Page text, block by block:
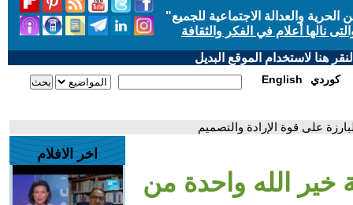
والعدالة الاجتماعية للجميع"
نالها أعلام في الفكر والثقافة
هنا لاستخدام الموقع البديل
English كوردي
على قوة الإرادة والتصميم
خير الله واحدة من
اخر الافلام